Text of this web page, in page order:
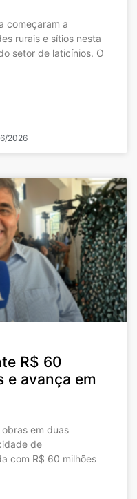
começaram a
rurais e sítios nesta
setor de laticínios. O
2026
R$ 60
e avança em
em duas
de
com R$ 60 milhões